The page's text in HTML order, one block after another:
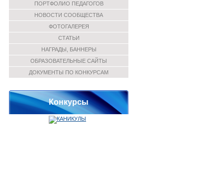
ПОРТФОЛИО ПЕДАГОГОВ
НОВОСТИ СООБЩЕСТВА
ФОТОГАЛЕРЕЯ
СТАТЬИ
НАГРАДЫ, БАННЕРЫ
ОБРАЗОВАТЕЛЬНЫЕ САЙТЫ
ДОКУМЕНТЫ ПО КОНКУРСАМ
Конкурсы